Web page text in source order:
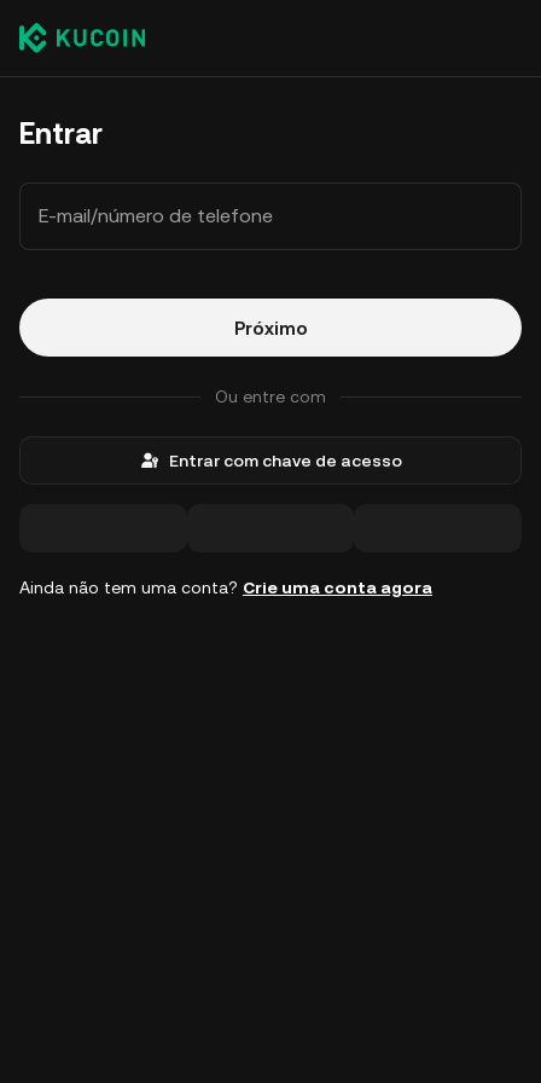
Entrar
E-mail/número de telefone
Próximo
Ou entre com
Entrar com chave de acesso
Ainda não tem uma conta? Crie uma conta agora